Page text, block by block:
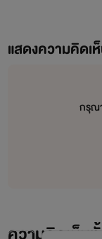
แสดงความคิดเ
กรุณ